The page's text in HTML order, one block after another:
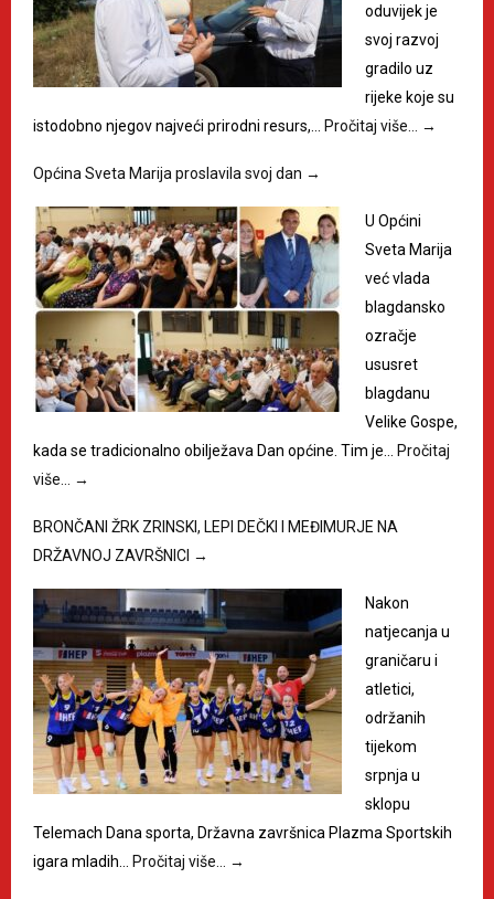
oduvijek je
svoj razvoj
gradilo uz
rijeke koje su
istodobno njegov najveći prirodni resurs,…
Pročitaj više… →
Općina Sveta Marija proslavila svoj dan →
U Općini
Sveta Marija
već vlada
blagdansko
ozračje
ususret
blagdanu
Velike Gospe,
kada se tradicionalno obilježava Dan općine. Tim je…
Pročitaj
više…
→
BRONČANI ŽRK ZRINSKI, LEPI DEČKI I MEĐIMURJE NA
DRŽAVNOJ ZAVRŠNICI →
Nakon
natjecanja u
graničaru i
atletici,
održanih
tijekom
srpnja u
sklopu
Telemach Dana sporta, Državna završnica Plazma Sportskih
igara mladih…
Pročitaj više… →